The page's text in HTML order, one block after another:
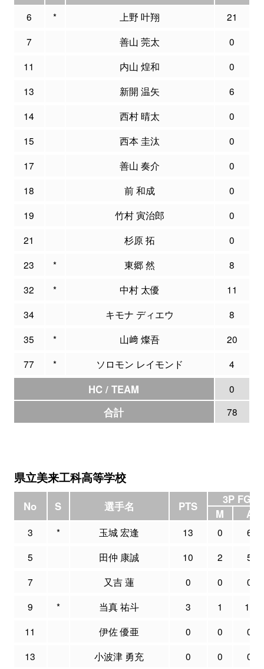
6 * 上野 叶翔 21
7
善山 莞太 0
11
内山 煌和 0
13
新開 温矢 6
14
西村 晴太 0
15
西本 圭汰 0
17
善山 奏介 0
18
前 和成 0
19
竹村 寅治郎 0
21
杉原 拓 0
23
* 東郷 然 8
32
* 中村 太優 11
34
キモナ ディエウ 8
35
* 山﨑 燦吾 20
77
* ソロモン レイモンド 4
HC / TEAM 0
合計 78
県立美来工科高等学校
No S 選手名 PTS
3P FG
M
A
3 * 玉城 宏逢 13 0
6
5
田仲 康誠 10 2
5
7
又吉 蓮 0 0
0
9
* 当真 祐斗 3 1
12
11
伊佐 優亜 0 0
0
13
小波津 勇充 0 0 0